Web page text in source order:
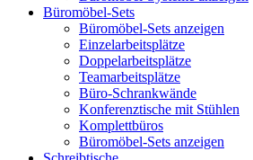
Büromöbel-Sets
Büromöbel-Sets anzeigen
Einzelarbeitsplätze
Doppelarbeitsplätze
Teamarbeitsplätze
Büro-Schrankwände
Konferenztische mit Stühlen
Komplettbüros
Büromöbel-Sets anzeigen